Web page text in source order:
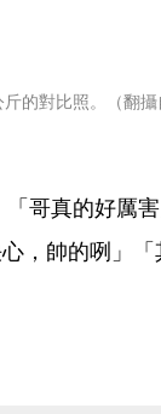
的對比照。（翻
哥真的好厲
，帥的咧」